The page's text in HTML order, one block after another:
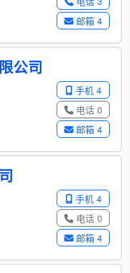
邮箱 4
公司
手机 4
电话 0
邮箱 4
手机 4
电话 0
邮箱 4